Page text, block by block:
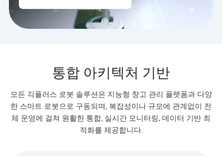
통합 아키텍처 기반
모든 긱플러스 로봇 솔루션은 지능형 창고 관리 플랫폼과 다양
한 스마트 로봇으로 구동되며, 복잡성이나 규모에 관계없이 전
체 운영에 걸쳐 원활한 통합, 실시간 모니터링, 데이터 기반 최
적화를 제공합니다.